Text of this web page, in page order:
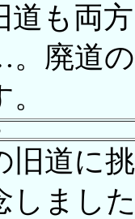
道も両
廃道
旧道に
しまし